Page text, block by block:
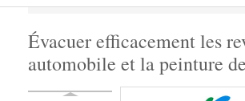
Évacuer efficacement les
automobile et la peinture